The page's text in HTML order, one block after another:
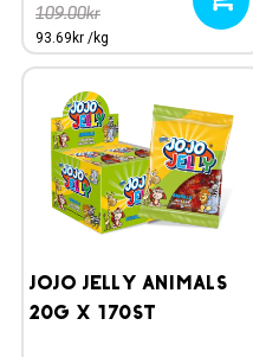
109.00kr
93.69kr /kg
JoJo Jelly Animals
20g x 170st